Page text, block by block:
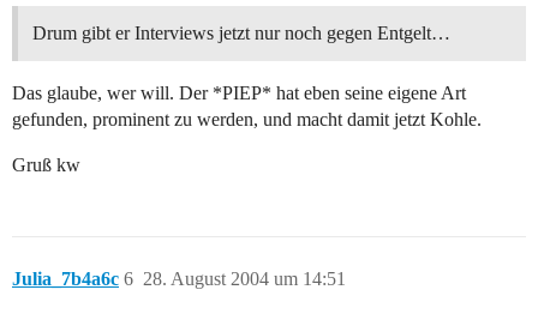
Drum gibt er Interviews jetzt nur noch gegen Entgelt…
Das glaube, wer will. Der *PIEP* hat eben seine eigene Art
gefunden, prominent zu werden, und macht damit jetzt Kohle.
Gruß kw
Julia_7b4a6c 28. August 2004 um 14:51
6